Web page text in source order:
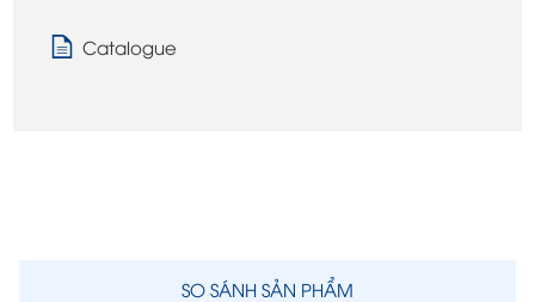
Catalogue
SO SÁNH SẢN PHẨM